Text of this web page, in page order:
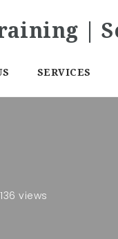
SERVICES
136 views